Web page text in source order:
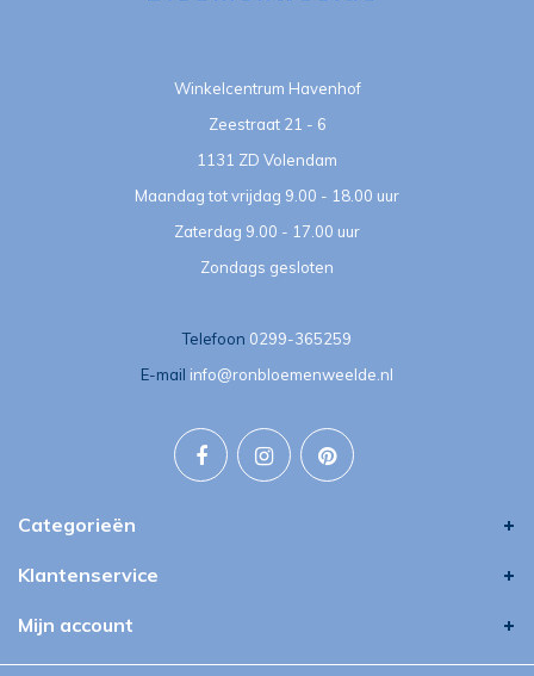
Winkelcentrum Havenhof
Zeestraat 21 - 6
1131 ZD Volendam
Maandag tot vrijdag 9.00 - 18.00 uur
Zaterdag 9.00 - 17.00 uur
Zondags gesloten
Telefoon 0299-365259
E-mail info@ronbloemenweelde.nl
Categorieën
Klantenservice
Mijn account